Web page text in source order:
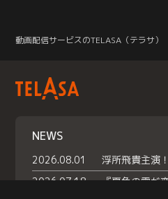
動画配信サービスのTELASA（テラサ）
NEWS
2026.08.01
2026.07.18